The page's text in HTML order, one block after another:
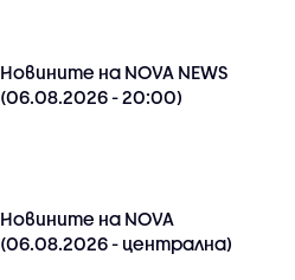
Новините на NOVA NEWS
(06.08.2026 - 20:00)
Новините на NOVA
(06.08.2026 - централна)